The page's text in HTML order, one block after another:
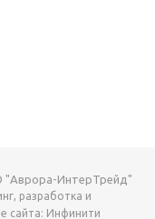
"Аврора-ИнтерТрейд"
разработка и
сайта: Инфинити